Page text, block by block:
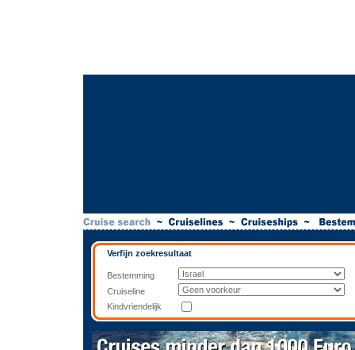
Verfijn zoekresultaat
Bestemming
Cruiseline
Kindvriendelijk